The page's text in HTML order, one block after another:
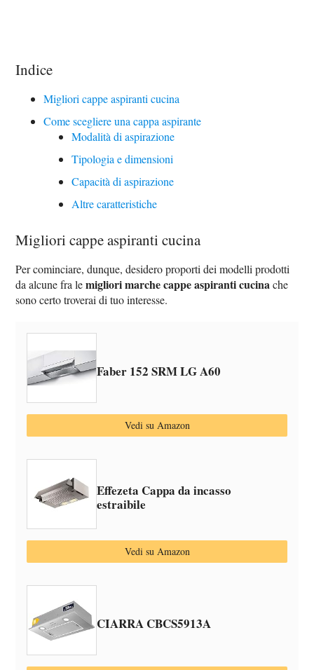
Indice
Migliori cappe aspiranti cucina
Come scegliere una cappa aspirante
Modalità di aspirazione
Tipologia e dimensioni
Capacità di aspirazione
Altre caratteristiche
Migliori cappe aspiranti cucina
Per cominciare, dunque, desidero proporti dei modelli prodotti
da alcune fra lemigliori marche cappe aspiranti cucinache
sono certo troverai di tuo interesse.
Faber 152 SRM LG A60
Vedi su Amazon
Effezeta Cappa da incasso
estraibile
Vedi su Amazon
CIARRA CBCS5913A